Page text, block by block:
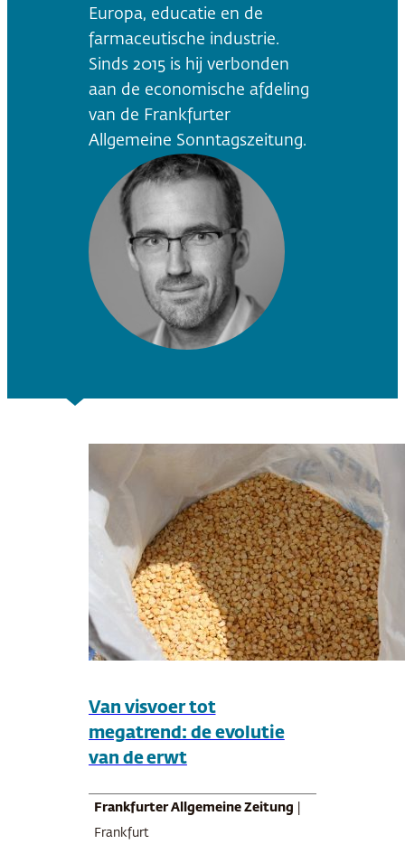
Europa, educatie en de
farmaceutische industrie.
Sinds 2015 is hij verbonden
aan de economische afdeling
van de Frankfurter
Allgemeine Sonntagszeitung.
Van visvoer tot
megatrend: de evolutie
van de erwt
Frankfurter Allgemeine Zeitung
Frankfurt